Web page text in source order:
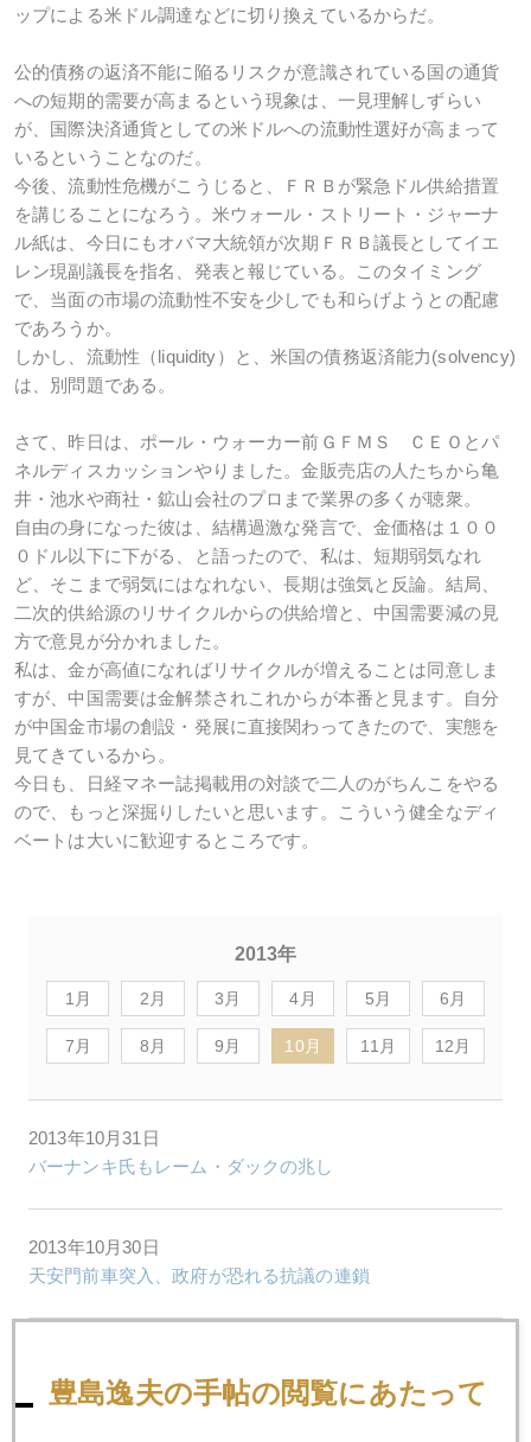
ップによる米ドル調達などに切り換えているからだ。
公的債務の返済不能に陥るリスクが意識されている国の通貨
への短期的需要が高まるという現象は、一見理解しずらい
が、国際決済通貨としての米ドルへの流動性選好が高まって
いるということなのだ。
今後、流動性危機がこうじると、ＦＲＢが緊急ドル供給措置
を講じることになろう。米ウォール・ストリート・ジャーナ
ル紙は、今日にもオバマ大統領が次期ＦＲＢ議長としてイエ
レン現副議長を指名、発表と報じている。このタイミング
で、当面の市場の流動性不安を少しでも和らげようとの配慮
であろうか。
しかし、流動性（liquidity）と、米国の債務返済能力(solvency)
は、別問題である。
さて、昨日は、ポール・ウォーカー前ＧＦＭＳ ＣＥＯとパ
ネルディスカッションやりました。金販売店の人たちから亀
井・池水や商社・鉱山会社のプロまで業界の多くが聴衆。
自由の身になった彼は、結構過激な発言で、金価格は１００
０ドル以下に下がる、と語ったので、私は、短期弱気なれ
ど、そこまで弱気にはなれない、長期は強気と反論。結局、
二次的供給源のリサイクルからの供給増と、中国需要減の見
方で意見が分かれました。
私は、金が高値になればリサイクルが増えることは同意しま
すが、中国需要は金解禁されこれからが本番と見ます。自分
が中国金市場の創設・発展に直接関わってきたので、実態を
見てきているから。
今日も、日経マネー誌掲載用の対談で二人のがちんこをやる
ので、もっと深掘りしたいと思います。こういう健全なディ
ベートは大いに歓迎するところです。
2013年
1月 2月 3月 4月 5月 6月
7月 8月 9月 10月 11月 12月
2013年10月31日
バーナンキ氏もレーム・ダックの兆し
2013年10月30日
天安門前車突入、政府が恐れる抗議の連鎖
おひとり様高齢者向けレンタル家族
豊島逸夫の手帖の閲覧にあたって